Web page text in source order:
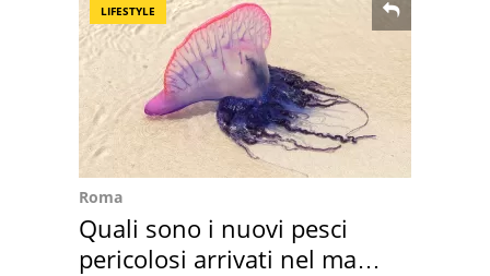
LIFESTYLE
Roma
Quali sono i nuovi pesci
pericolosi arrivati nel mar